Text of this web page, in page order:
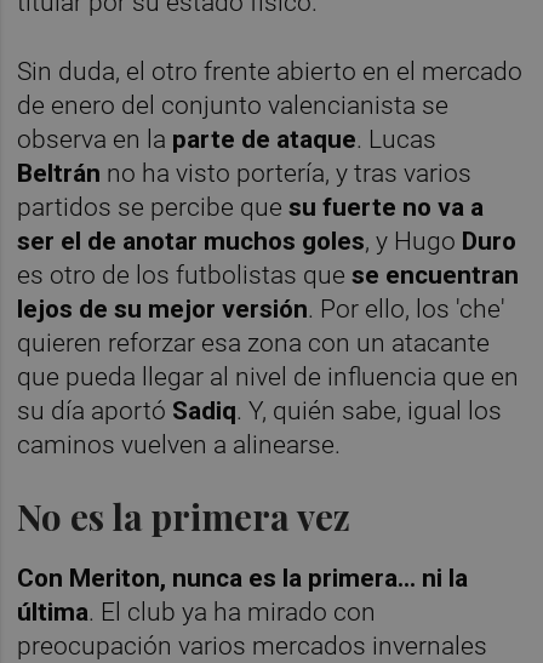
Sin duda, el otro frente abierto en el mercado
de enero del conjunto valencianista se
observa en la parte de ataque. Lucas
Beltrán no ha visto portería, y tras varios
partidos se percibe quesu fuerte no va a
ser el de anotar muchos goles, y Hugo Duro
es otro de los futbolistas quese encuentran
lejos de su mejor versión. Por ello, los 'che'
quieren reforzar esa zona con un atacante
que pueda llegar al nivel de influencia que en
su día aportó Sadiq. Y, quién sabe, igual los
caminos vuelven a alinearse.
No es la primera vez
Con Meriton, nunca es la primera... ni la
última. El club ya ha mirado con
preocupación varios mercados invernales